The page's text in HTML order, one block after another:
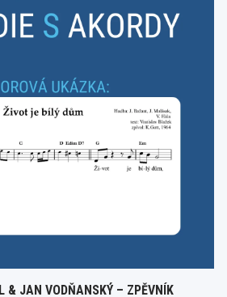
& JAN VODŇANSKÝ – ZPĚVNÍK